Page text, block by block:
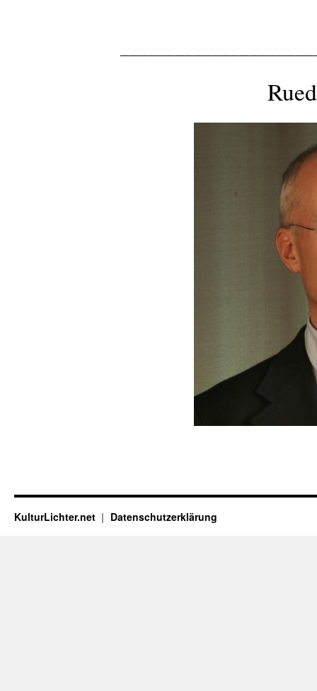
KulturLichter.net Datenschutzerklärung